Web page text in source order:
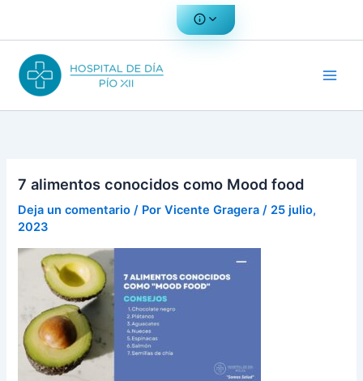
7 alimentos conocidos como Mood food
Deja un comentario / PorVicente Gragera/ 25 julio,
2023